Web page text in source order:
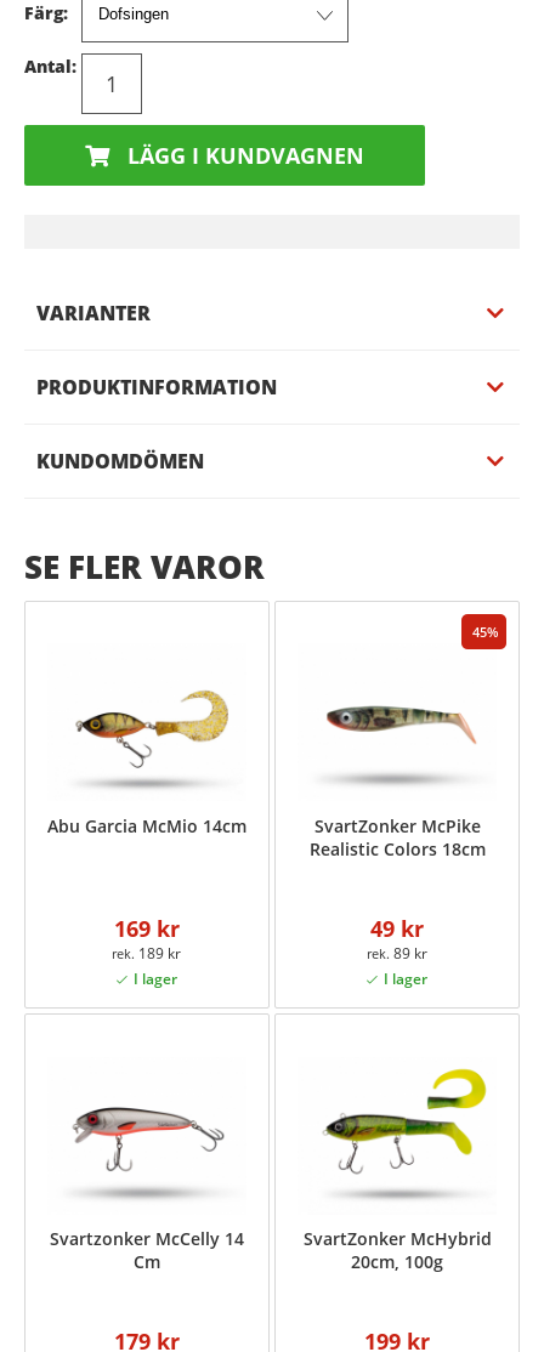
Färg:
Antal:
LÄGG I KUNDVAGNEN
VARIANTER
PRODUKTINFORMATION
KUNDOMDÖMEN
SE FLER VAROR
Abu Garcia McMio 14cm
169 kr
189 kr
45
SvartZonker McPike
Realistic Colors 18cm
49 kr
89 kr
Svartzonker McCelly 14
Cm
179 kr
SvartZonker McHybrid
20cm, 100g
199 kr